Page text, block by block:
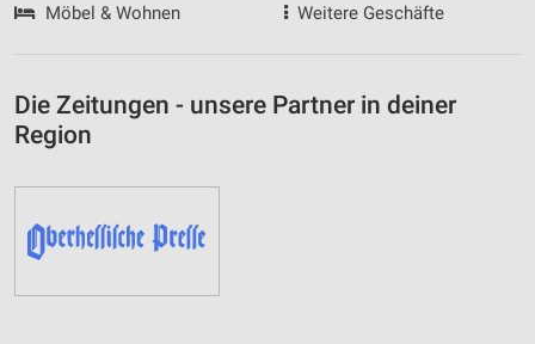
Möbel & Wohnen
Weitere Geschäfte
Die Zeitungen - unsere Partner in deiner
Region